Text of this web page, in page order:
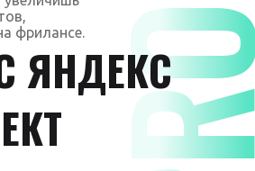
фрилансе.
ЯНДЕКС